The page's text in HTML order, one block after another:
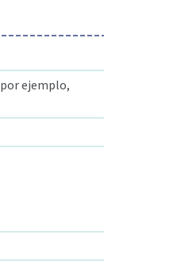
ejemplo,